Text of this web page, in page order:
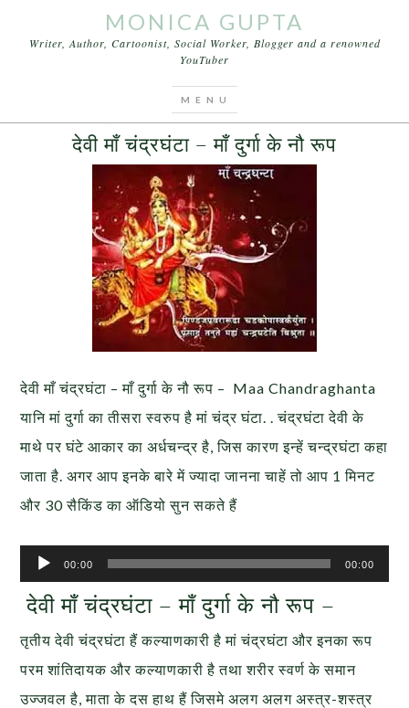
MONICA GUPTA
Writer, Author, Cartoonist, Social Worker, Blogger and a renowned
YouTuber
देवी माँ चंद्रघंटा – माँ दुर्गा के नौ रूप
देवी माँ चंद्रघंटा – माँ दुर्गा के नौ रूप – Maa Chandraghanta
यानि मां दुर्गा का तीसरा स्वरुप है मां चंद्र घंटा. . चंद्रघंटा देवी के
माथे पर घंटे आकार का अर्धचन्द्र है, जिस कारण इन्हें चन्द्रघंटा कहा
जाता है. अगर आप इनके बारे में ज्यादा जानना चाहें तो आप 1 मिनट
और 30 सैकिंड का ऑडियो सुन सकते हैं
Audio
Player
00:00 00:00
देवी माँ चंद्रघंटा – माँ दुर्गा के नौ रूप –
तृतीय देवी चंद्रघंटा हैं कल्याणकारी है मां चंद्रघंटा और इनका रूप
परम शांतिदायक और कल्याणकारी है तथा शरीर स्वर्ण के समान
उज्जवल है, माता के दस हाथ हैं जिसमे अलग अलग अस्त्र-शस्त्र